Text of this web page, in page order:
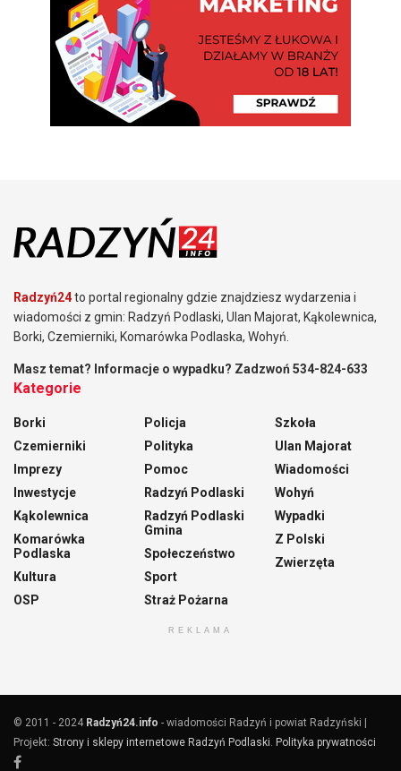
Radzyń24to portal regionalny gdzie znajdziesz wydarzenia i
wiadomości z gmin: Radzyń Podlaski, Ulan Majorat, Kąkolewnica,
Borki, Czemierniki, Komarówka Podlaska, Wohyń.
Masz temat? Informacje o wypadku? Zadzwoń 534-824-633
Kategorie
Borki
Czemierniki
Imprezy
Inwestycje
Kąkolewnica
Komarówka
Podlaska
Kultura
OSP
Policja
Polityka
Pomoc
Radzyń Podlaski
Radzyń Podlaski
Gmina
Społeczeństwo
Sport
Straż Pożarna
Szkoła
Ulan Majorat
Wiadomości
Wohyń
Wypadki
Z Polski
Zwierzęta
REKLAMA
© 2011 - 2024 Radzyń24.info - wiadomości Radzyń i powiat Radzyński |
Projekt: Strony i sklepy internetowe Radzyń Podlaski Polityka prywatności